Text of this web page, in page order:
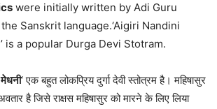
were initially written by Adi Guru
Sanskrit language.‘Aigiri Nandini
is a popular Durga Devi Stotram.
मेधनी‘ एक बहुत लोकप्रिय दुर्गा देवी स्तोत्रम है। महिषासुर
अवतार है जिसे राक्षस महिषासुर को मारने के लिए लिया